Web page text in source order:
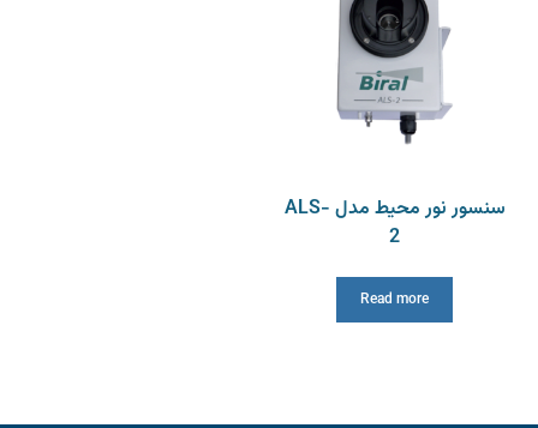
سنسور نور محیط مدل ALS-
2
Read more